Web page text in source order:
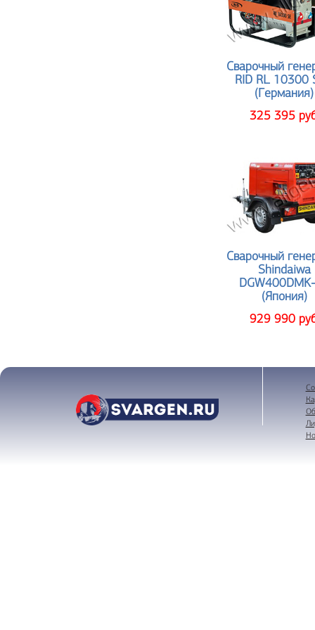
Сварочный
RID RL 10300
(Германия)
325 395
Сварочный
Shindaiwa
(Япония)
929 990